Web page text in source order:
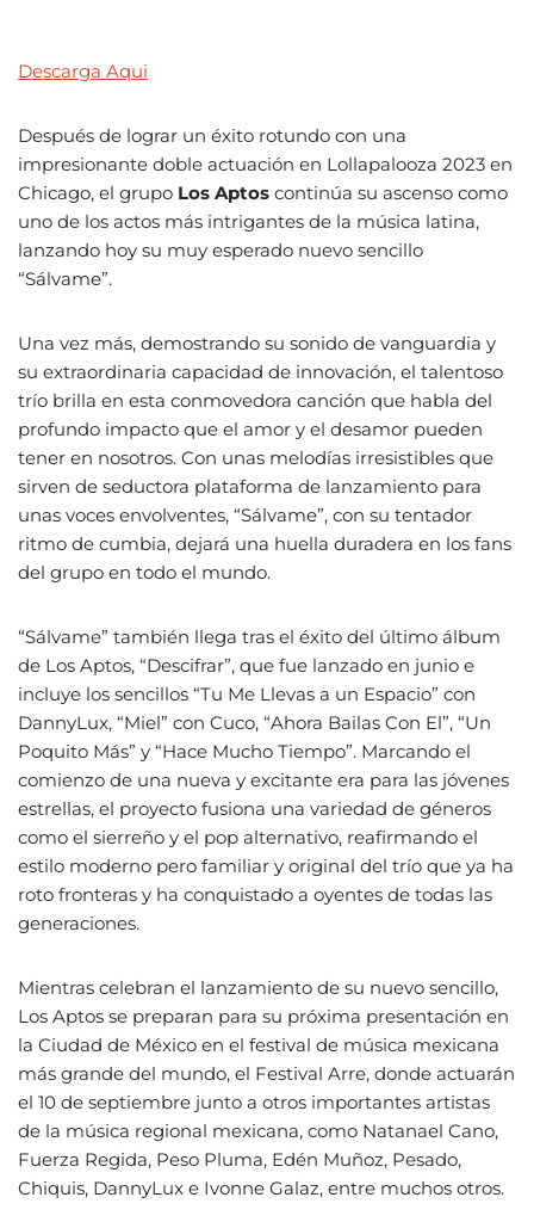
Descarga Aqui
Después de lograr un éxito rotundo con una
impresionante doble actuación en Lollapalooza 2023 en
Chicago, el grupo Los Aptos continúa su ascenso como
uno de los actos más intrigantes de la música latina,
lanzando hoy su muy esperado nuevo sencillo
“Sálvame”.
Una vez más, demostrando su sonido de vanguardia y
su extraordinaria capacidad de innovación, el talentoso
trío brilla en esta conmovedora canción que habla del
profundo impacto que el amor y el desamor pueden
tener en nosotros. Con unas melodías irresistibles que
sirven de seductora plataforma de lanzamiento para
unas voces envolventes, “Sálvame”, con su tentador
ritmo de cumbia, dejará una huella duradera en los fans
del grupo en todo el mundo.
“Sálvame” también llega tras el éxito del último álbum
de Los Aptos, “Descifrar”, que fue lanzado en junio e
incluye los sencillos “Tu Me Llevas a un Espacio” con
DannyLux, “Miel” con Cuco, “Ahora Bailas Con El”, “Un
Poquito Más” y “Hace Mucho Tiempo”. Marcando el
comienzo de una nueva y excitante era para las jóvenes
estrellas, el proyecto fusiona una variedad de géneros
como el sierreño y el pop alternativo, reafirmando el
estilo moderno pero familiar y original del trío que ya ha
roto fronteras y ha conquistado a oyentes de todas las
generaciones.
Mientras celebran el lanzamiento de su nuevo sencillo,
Los Aptos se preparan para su próxima presentación en
la Ciudad de México en el festival de música mexicana
más grande del mundo, el Festival Arre, donde actuarán
el 10 de septiembre junto a otros importantes artistas
de la música regional mexicana, como Natanael Cano,
Fuerza Regida, Peso Pluma, Edén Muñoz, Pesado,
Chiquis, DannyLux e Ivonne Galaz, entre muchos otros.